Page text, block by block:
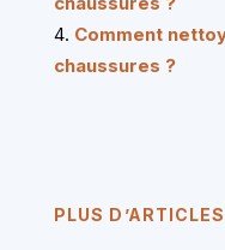
Comment
chaussures ?
PLUS D’ARTICLES